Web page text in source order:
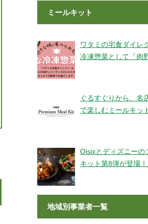
ミールキット
ワタミの宅食ダイレ
冷凍惣菜として「肉
ぐるすぐりから、名
で楽しむミールキッ
Oisixとディズニーの
キット第8弾が登場！
地域別事業者一覧